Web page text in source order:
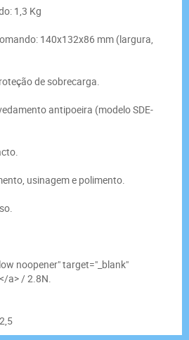
1,3 Kg
140x132x86 mm (largura,
de sobrecarga.
antipoeira (modelo SDE-
usinagem e polimento.
noopener" target="_blank"
a> / 2.8N.